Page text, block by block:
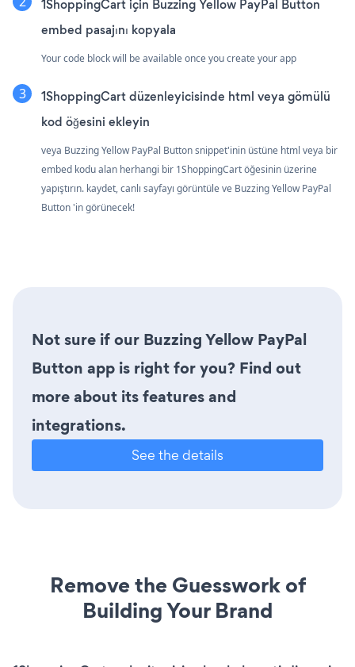
1ShoppingCart için Buzzing Yellow PayPal Button
embed pasajını kopyala
Your code block will be available once you create your app
1ShoppingCart düzenleyicisinde html veya gömülü
kod öğesini ekleyin
veya Buzzing Yellow PayPal Button snippet'inin üstüne html veya bir
embed kodu alan herhangi bir 1ShoppingCart öğesinin üzerine
yapıştırın. kaydet, canlı sayfayı görüntüle ve Buzzing Yellow PayPal
Button 'in görünecek!
Not sure if our Buzzing Yellow PayPal
Button app is right for you? Find out
more about its features and
integrations.
See the details
Remove the Guesswork of
Building Your Brand